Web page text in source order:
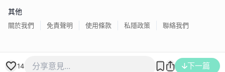
14 下一篇
其他
關於我們 免責聲明 使用條款 私隱政策 聯絡我們
香港經濟日報版權所有©